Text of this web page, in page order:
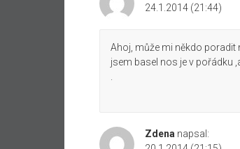
24.1.2014 (21:44)
Ahoj, může mi někdo poradit
jsem basel nos je v pořádku
Zdena napsal: